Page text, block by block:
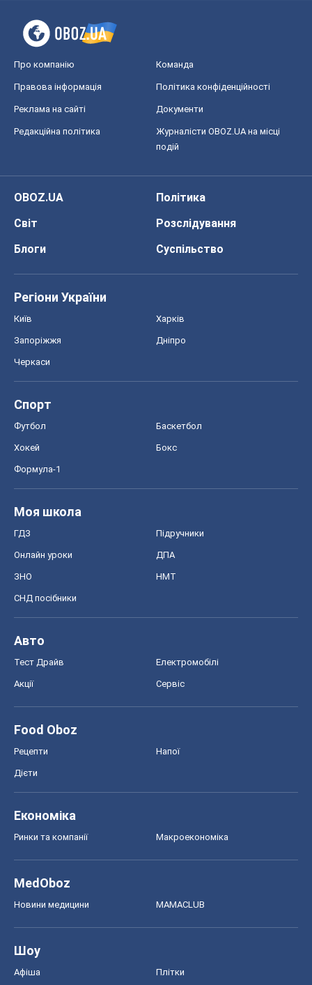
Про компанію Команда
Правова інформація Політика конфіденційності
Реклама на сайті Документи
Редакційна політика
Журналісти OBOZ.UA на місці
подій
OBOZ.UA
Політика
Світ
Розслідування
Блоги
Суспільство
Регіони України
Київ Харків
Запоріжжя Дніпро
Черкаси
Спорт
Футбол Баскетбол
Хокей Бокс
Формула-1
Моя школа
ГДЗ Підручники
Онлайн уроки ДПА
ЗНО НМТ
СНД посібники
Авто
Тест Драйв Електромобілі
Акції Сервіс
Food Oboz
Рецепти Напої
Дієти
Економіка
Ринки та компанії Макроекономіка
MedOboz
Новини медицини MAMACLUB
Шоу
Афіша Плітки